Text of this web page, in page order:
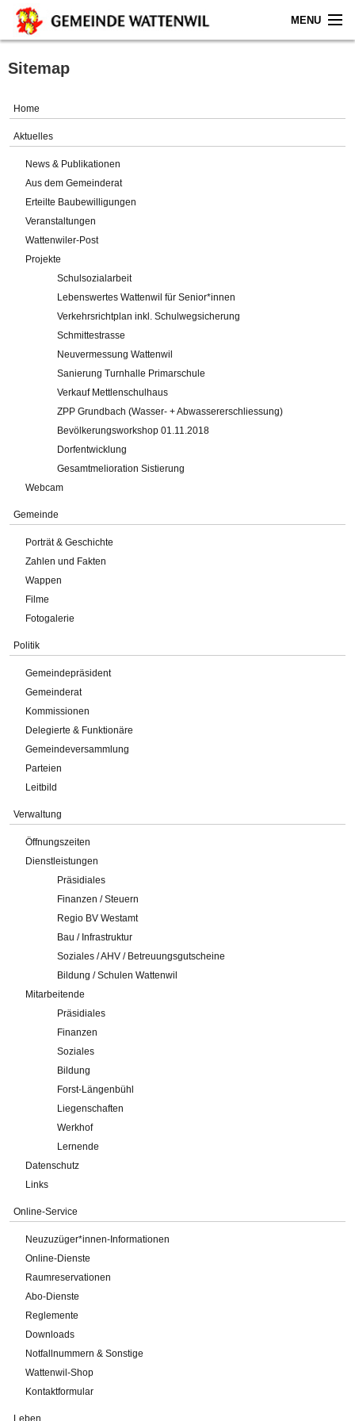
MENU
Home
Gemeinde
Verwaltung
Online-Service
Impressum
Sitemap
Home
Aktuelles
News & Publikationen
Aus dem Gemeinderat
Erteilte Baubewilligungen
Veranstaltungen
Wattenwiler-Post
Projekte
Schulsozialarbeit
Lebenswertes Wattenwil für Senior*innen
Verkehrsrichtplan inkl. Schulwegsicherung
Schmittestrasse
Neuvermessung Wattenwil
Sanierung Turnhalle Primarschule
Verkauf Mettlenschulhaus
ZPP Grundbach (Wasser- + Abwassererschliessung)
Bevölkerungsworkshop 01.11.2018
Dorfentwicklung
Gesamtmelioration Sistierung
Webcam
Gemeinde
Porträt & Geschichte
Zahlen und Fakten
Wappen
Filme
Fotogalerie
Politik
Gemeindepräsident
Gemeinderat
Kommissionen
Delegierte & Funktionäre
Gemeindeversammlung
Parteien
Leitbild
Verwaltung
Öffnungszeiten
Dienstleistungen
Präsidiales
Finanzen / Steuern
Regio BV Westamt
Bau / Infrastruktur
Soziales / AHV / Betreuungsgutscheine
Bildung / Schulen Wattenwil
Mitarbeitende
Präsidiales
Finanzen
Soziales
Bildung
Forst-Längenbühl
Liegenschaften
Werkhof
Lernende
Datenschutz
Links
Online-Service
Neuzuzüger*innen-Informationen
Online-Dienste
Raumreservationen
Abo-Dienste
Reglemente
Downloads
Notfallnummern & Sonstige
Wattenwil-Shop
Kontaktformular
Leben